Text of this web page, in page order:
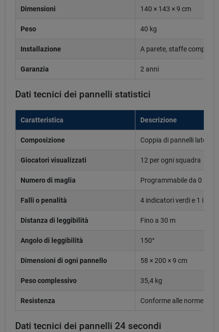
Dimensioni 140 × 143 × 9 cm
Peso 40 kg
Installazione A parete, staffe comprese
Garanzia 2 anni
Dati tecnici dei pannelli statistici
Caratteristica Descrizione
Composizione Coppia di pannelli
Giocatori visualizzati 12 per ogni squadra
Numero di maglia Programmabile da 0 a
Falli o penalità 4 indicatori verdi e 1
Distanza di leggibilità Fino a 30 m
Angolo di leggibilità 150°
Dimensioni di ogni pannello 58 × 200 × 9 cm
Peso complessivo 35,4 kg
Resistenza Conforme alle norme
Dati tecnici dei pannelli 24 secondi